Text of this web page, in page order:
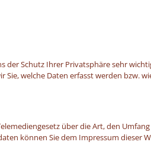
Schutz Ihrer Privatsphäre sehr
welche Daten erfasst werden bzw.
über die Art, den
können Sie dem Impressum dieser